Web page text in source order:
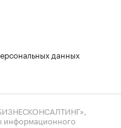
данных
информационного